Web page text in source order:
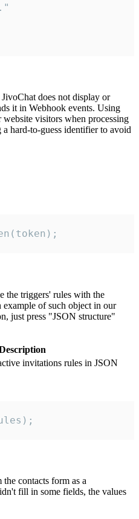
does not display or
it in Webhook events. Using
visitors when processing
hard-to-guess identifier to avoid
the triggers' rules with the
example of such object in our
just press "JSON structure"
invitations rules in JSON
contacts form as a
fill in some fields, the values